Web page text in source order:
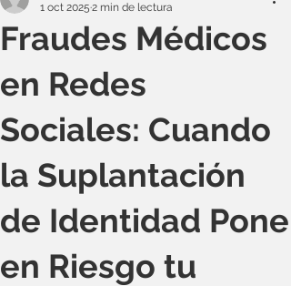
Fraudes Médicos
en Redes
Sociales: Cuando
la Suplantación
de Identidad Pone
en Riesgo tu
1 oct 2025 2 min de lectura